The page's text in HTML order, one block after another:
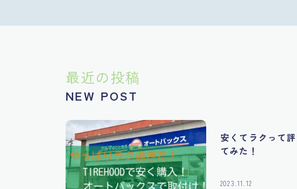
最近の投稿
NEW POST
安くてラクって
てみた！
2023.11.12